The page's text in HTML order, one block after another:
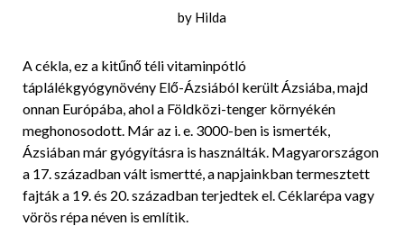
Posted
2016-
06-
10
by Hilda
A cékla, ez a kitűnő téli vitaminpótló
táplálékgyógynövény Elő-Ázsiából került Ázsiába, majd
onnan Európába, ahol a Földközi-tenger környékén
meghonosodott. Már az i. e. 3000-ben is ismerték,
Ázsiában már gyógyításra is használták. Magyarországon
a 17. században vált ismertté, a napjainkban termesztett
fajták a 19. és 20. században terjedtek el. Céklarépa vagy
vörös répa néven is említik.